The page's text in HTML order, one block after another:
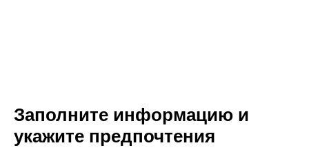
Заполните информацию и
укажите предпочтения